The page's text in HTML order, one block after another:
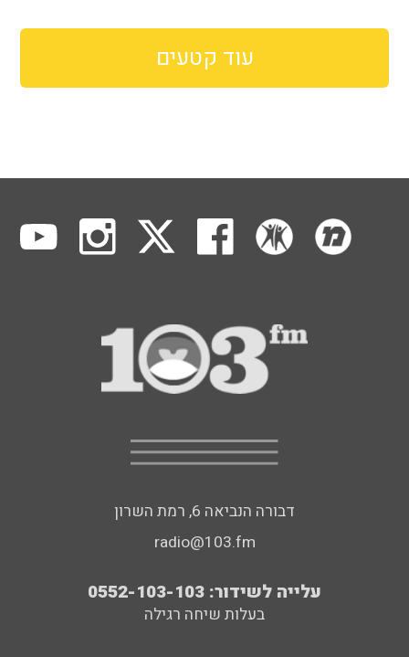
עוד קטעים
דבורה הנביאה 6, רמת השרון
radio@103.fm
עלייה לשידור: 0552-103-103
בעלות שיחה רגילה